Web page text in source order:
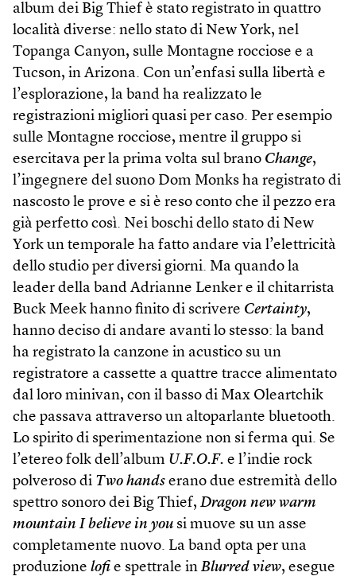
album dei Big Thief è stato registrato in quattro
località diverse: nello stato di New York, nel
Topanga Canyon, sulle Montagne rocciose e a
Tucson, in Arizona. Con un’enfasi sulla libertà e
l’esplorazione, la band ha realizzato le
registrazioni migliori quasi per caso. Per esempio
sulle Montagne rocciose, mentre il gruppo si
esercitava per la prima volta sul brano Change,
l’ingegnere del suono Dom Monks ha registrato di
nascosto le prove e si è reso conto che il pezzo era
già perfetto così. Nei boschi dello stato di New
York un temporale ha fatto andare via l’elettricità
dello studio per diversi giorni. Ma quando la
leader della band Adrianne Lenker e il chitarrista
Buck Meek hanno finito di scrivere Certainty,
hanno deciso di andare avanti lo stesso: la band
ha registrato la canzone in acustico su un
registratore a cassette a quattre tracce alimentato
dal loro minivan, con il basso di Max Oleartchik
che passava attraverso un altoparlante bluetooth.
Lo spirito di sperimentazione non si ferma qui. Se
l’etereo folk dell’album U.F.O.F. e l’indie rock
polveroso di Two hands erano due estremità dello
spettro sonoro dei Big Thief, Dragon new warm
mountain I believe in you si muove su un asse
completamente nuovo. La band opta per una
produzione lofi e spettrale in Blurred view, esegue